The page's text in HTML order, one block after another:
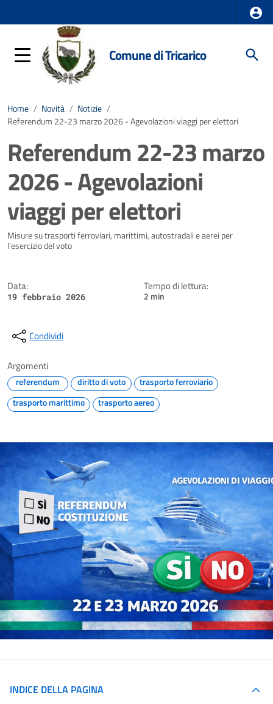
Comune di Tricarico
Home / Novità / Notizie /
Referendum 22-23 marzo 2026 - Agevolazioni viaggi per elettori
Referendum 22-23 marzo
2026 - Agevolazioni
viaggi per elettori
Dettagli della notizia
Misure su trasporti ferroviari, marittimi, autostradali e aerei per
l’esercizio del voto
Data:
19 febbraio 2026
Tempo di lettura:
2 min
Condividi
Argomenti
referendum diritto di voto
trasporto ferroviario
trasporto marittimo
trasporto aereo
INDICE DELLA PAGINA